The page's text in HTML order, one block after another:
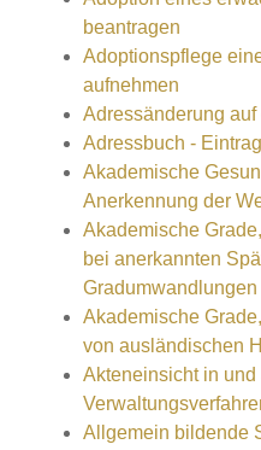
beantragen
Adoptionspflege
aufnehmen
Adressänderung
Adressbuch -
Akademische
Anerkennung der
Akademische
bei anerkannten
Akademische
von ausländischen
Akteneinsicht in
Allgemein bildende